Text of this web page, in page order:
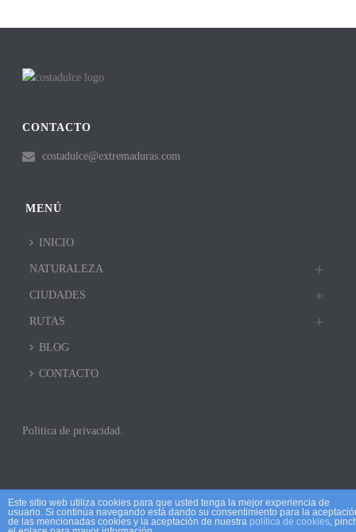
CONTACTO
costadulce@extremaduras.com
MENÚ
INICIO
NATURALEZA
CIUDADES
RUTAS
BLOG
CONTACTO
Politica de privacidad.
Este sitio web utiliza cookies para que usted tenga la mejor experiencia de
usuario. Si continúa navegando está dando su consentimiento para la
de las mencionadas cookies y la aceptación de nuestra política de cookies,